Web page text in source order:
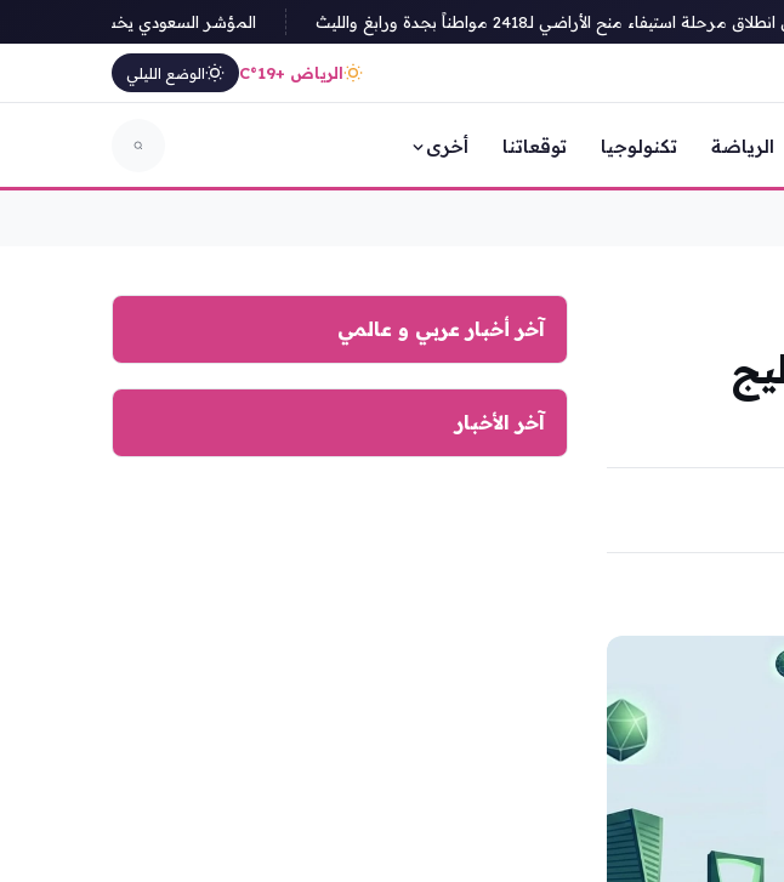
منح الأراضي لـ2418 مواطناً بجدة ورابغ والليث المؤشر السعودي يخسر 76 نقطة في ختام الأسبوع وسط ضغوط بيعية واسعة
الرياض +19°C الوضع الليلي
الرياضة تكنولوجيا توقعاتنا أخرى
آخر أخبار عربي و عالمي
آخر الأخبار